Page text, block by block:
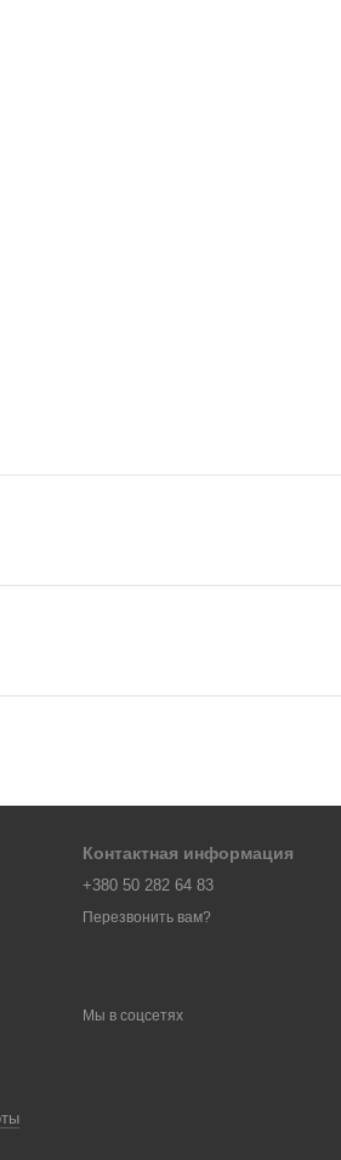
Контактная информация
+380 50 282 64 83
Перезвонить вам?
Мы в соцсетях